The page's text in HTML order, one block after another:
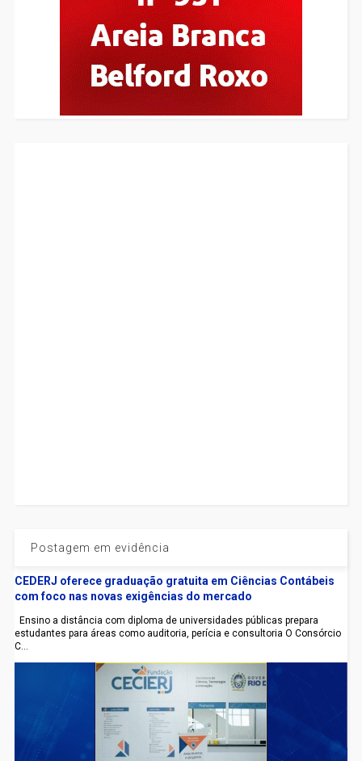
Postagem em evidência
CEDERJ oferece graduação gratuita em Ciências Contábeis
com foco nas novas exigências do mercado
Ensino a distância com diploma de universidades públicas prepara
estudantes para áreas como auditoria, perícia e consultoria O Consórcio
C...